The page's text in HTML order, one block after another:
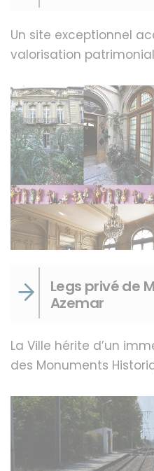
Un site exceptionnel
valorisation
Legs privé de
Azemar
La Ville hérite d’un
des Monuments